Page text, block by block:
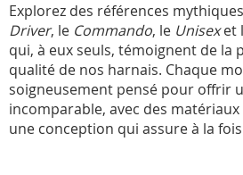
Explorez des références
Driver, le Commando, le Unisexet
qui, à eux seuls, témoignent de la
qualité de nos harnais. Chaque
soigneusement pensé pour offrir
incomparable, avec des
une conception qui assure à la